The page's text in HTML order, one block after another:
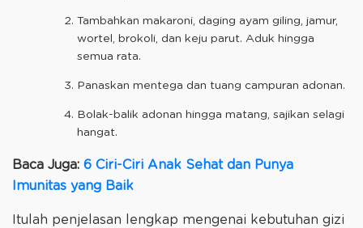
Tambahkan makaroni, daging ayam giling, jamur,
wortel, brokoli, dan keju parut. Aduk hingga
semua rata.
Panaskan mentega dan tuang campuran adonan.
Bolak-balik adonan hingga matang, sajikan selagi
hangat.
Baca Juga: 6 Ciri-Ciri Anak Sehat dan Punya
Imunitas yang Baik
Itulah penjelasan lengkap mengenai kebutuhan gizi